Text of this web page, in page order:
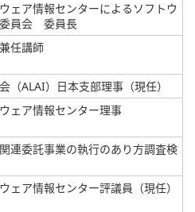
ェア情報センターによるソフトウ
委員会 委員長
任講師
（ALAI）日本支部理事（現任）
ェア情報センター理事
連委託事業の執行のあり方調査検
ェア情報センター評議員（現任）